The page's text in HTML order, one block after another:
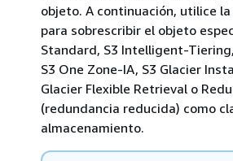
objeto. A continuación, utilice
para sobrescribir el objeto
Standard, S3 Intelligent-
S3 One Zone-IA, S3 Glacier
Glacier Flexible Retrieval o
(redundancia reducida) como
almacenamiento.